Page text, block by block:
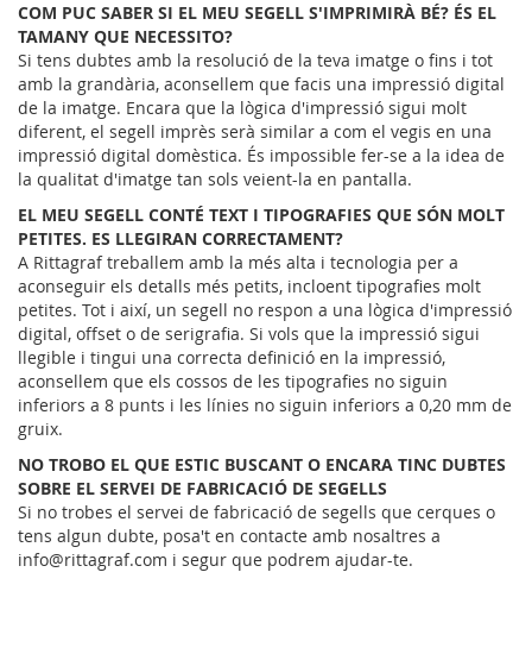
COM PUC SABER SI EL MEU SEGELL S'IMPRIMIRÀ BÉ? ÉS EL
TAMANY QUE NECESSITO?
Si tens dubtes amb la resolució de la teva imatge o fins i tot
amb la grandària, aconsellem que facis una impressió digital
de la imatge. Encara que la lògica d'impressió sigui molt
diferent, el segell imprès serà similar a com el vegis en una
impressió digital domèstica. És impossible fer-se a la idea de
la qualitat d'imatge tan sols veient-la en pantalla.
EL MEU SEGELL CONTÉ TEXT I TIPOGRAFIES QUE SÓN MOLT
PETITES. ES LLEGIRAN CORRECTAMENT?
A Rittagraf treballem amb la més alta i tecnologia per a
aconseguir els detalls més petits, incloent tipografies molt
petites. Tot i així, un segell no respon a una lògica d'impressió
digital, offset o de serigrafia. Si vols que la impressió sigui
llegible i tingui una correcta definició en la impressió,
aconsellem que els cossos de les tipografies no siguin
inferiors a 8 punts i les línies no siguin inferiors a 0,20 mm de
gruix.
NO TROBO EL QUE ESTIC BUSCANT O ENCARA TINC DUBTES
SOBRE EL SERVEI DE FABRICACIÓ DE SEGELLS
Si no trobes el servei de fabricació de segells que cerques o
tens algun dubte, posa't en contacte amb nosaltres a
info@rittagraf.com i segur que podrem ajudar-te.